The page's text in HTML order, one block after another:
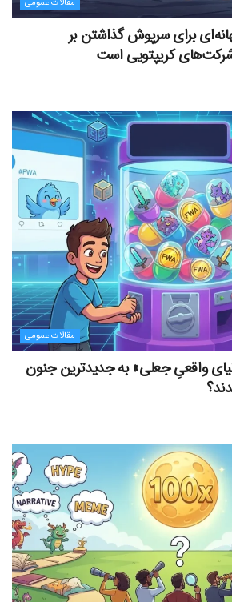
مقالات عمومی
برای سرپوش گذاشتن بر
کریپتویی است
مقالات عمومی
واقعیِ جعلی» به جدیدترین جنون